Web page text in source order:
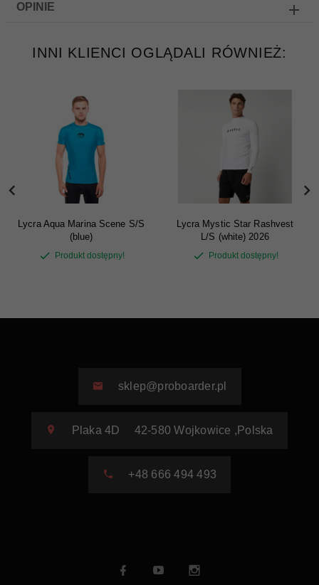
OPINIE
INNI KLIENCI OGLĄDALI RÓWNIEŻ:
Lycra Aqua Marina Scene S/S
(blue)
Produkt dostępny!
Lycra Mystic Star Rashvest
L/S (white) 2026
Produkt dostępny!
sklep@proboarder.pl
Plaka 4D 42-580 Wojkowice , Polska
+48 666 494 493